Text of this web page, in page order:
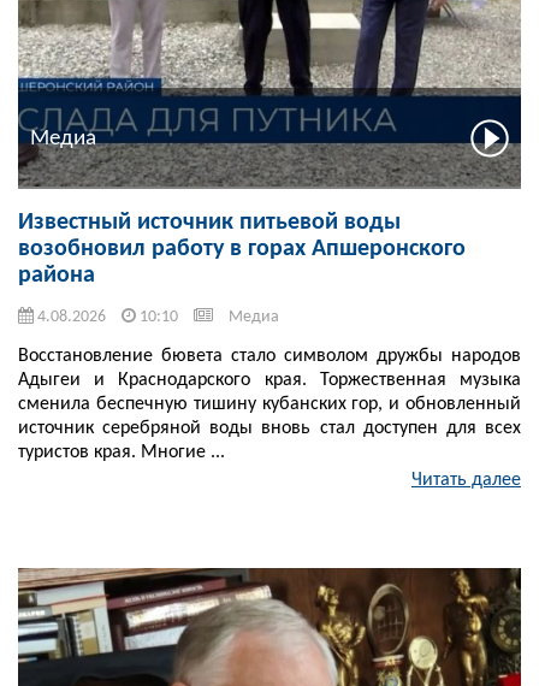
Медиа
Известный источник питьевой воды
возобновил работу в горах Апшеронского
района
4.08.2026 10:10 Медиа
Восстановление бювета стало символом дружбы народов
Адыгеи и Краснодарского края. Торжественная музыка
сменила беспечную тишину кубанских гор, и обновленный
источник серебряной воды вновь стал доступен для всех
туристов края. Многие ...
Читать далее